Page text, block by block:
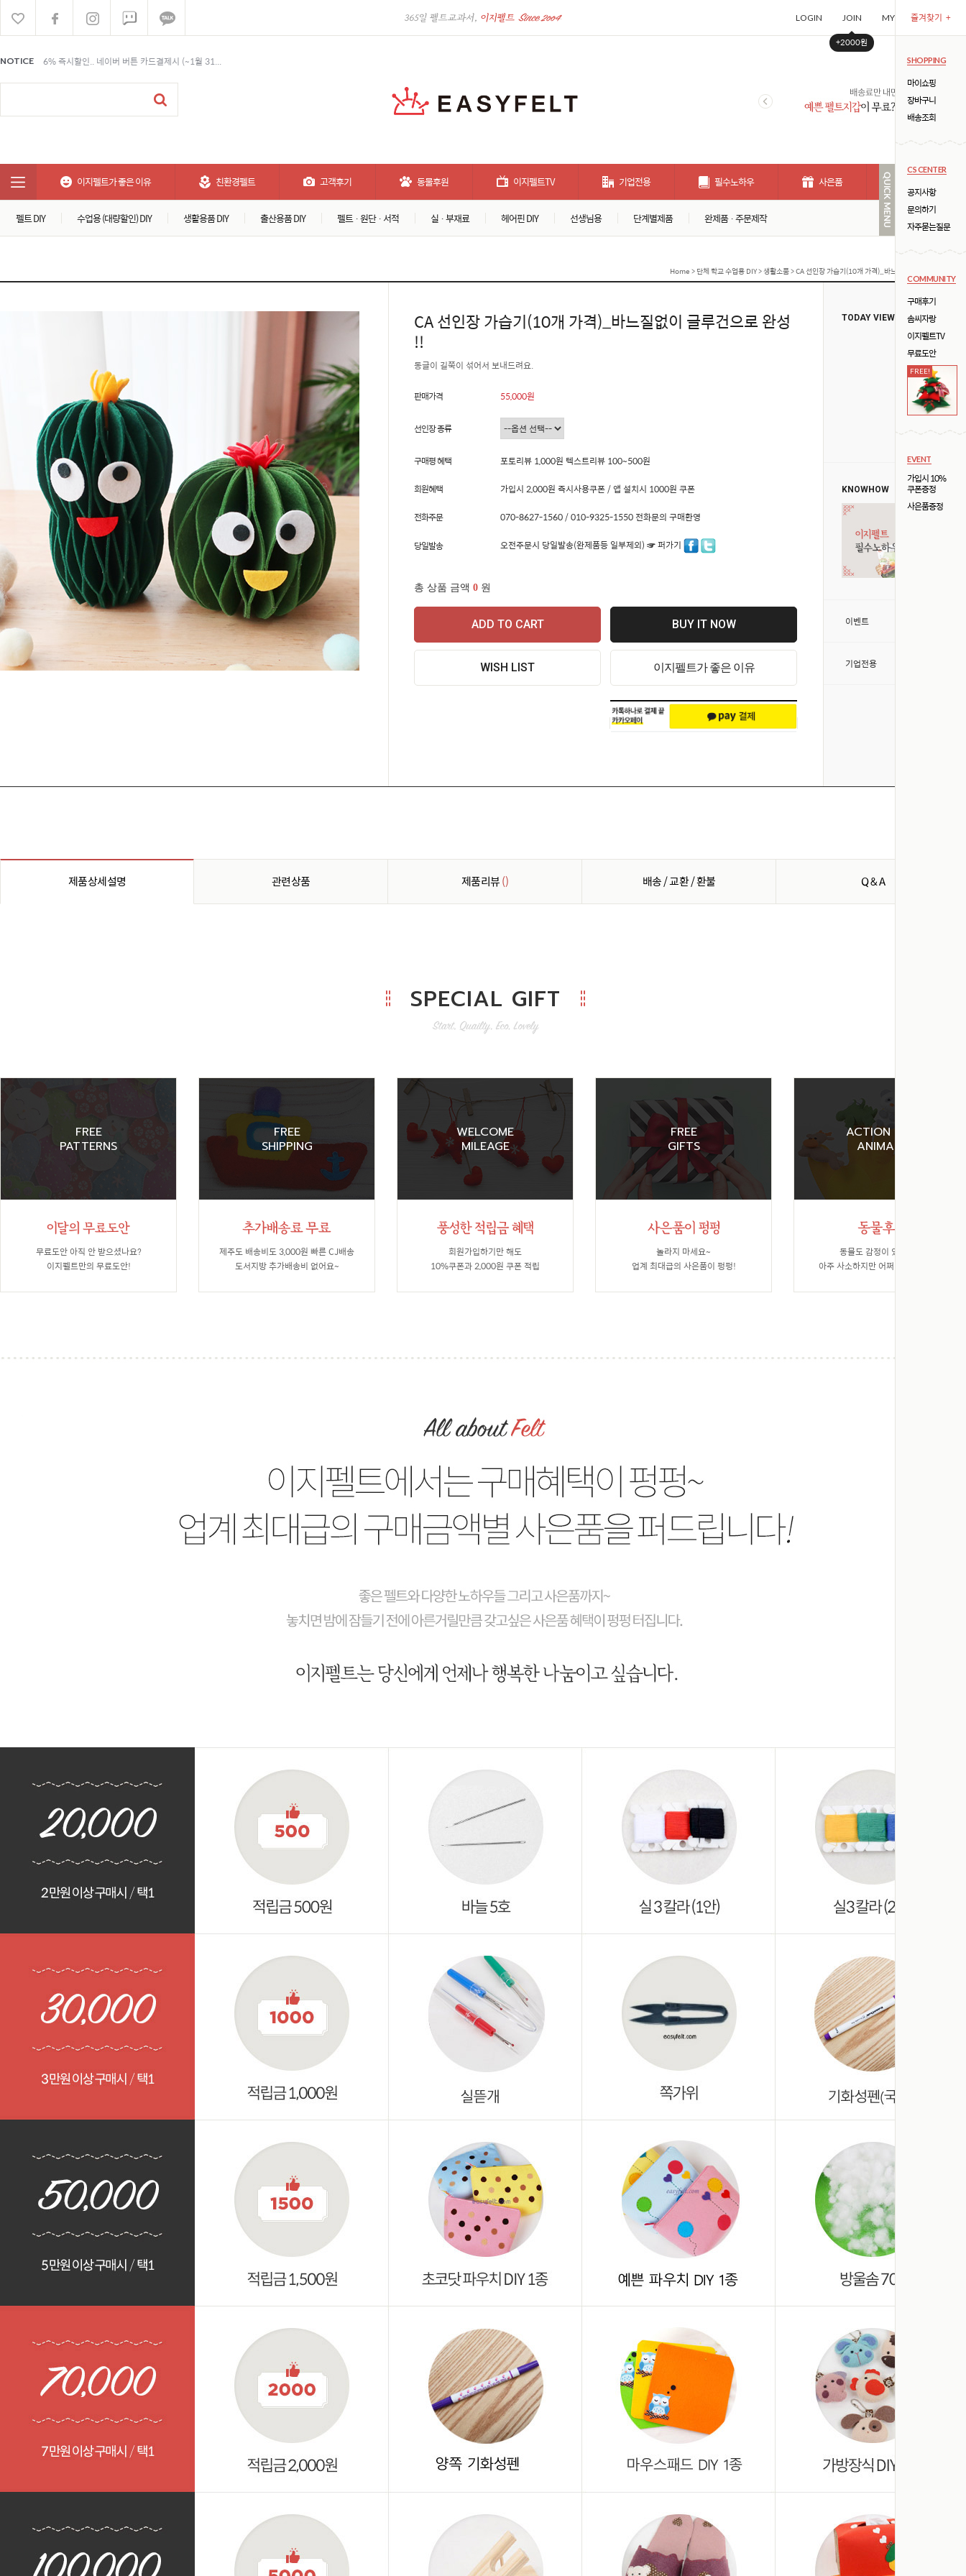
즐겨찾기 +
SHOPPING
마이쇼핑
장바구니
배송조회
CS CENTER
공지사항
문의하기
자주묻는질문
COMMUNITY
구매후기
솜씨자랑
이지펠트TV
무료도안
FREE!
EVENT
가입시 10%
쿠폰증정
사은품증정
LOGIN JOIN
+2000원
MYPAGE CART (
NOTICE
6% 즉시할인.. 네이버 버튼 카드결제시 (~1월 31...
이지펠트가 좋은 이유 친환경펠트 고객후기 동물후원 이지펠트TV 기업전용 필수노하우 사은품
펠트 DIY 수업용 (대량할인) DIY 생활용품 DIY 출산용품 DIY 펠트 · 원단 · 서적 실 · 부재료 헤어핀 DIY 선생님용 단계별제품 완제품 · 주문제작
Home>단체 학교 수업용 DIY>생활소품> CA 선인장 가습기(10개 가격)_바느질없이 글루건으로 완
CA 선인장 가습기(10개 가격)_바느질없이 글루건으로 완성
!!
동글이 길쭉이 섞어서 보내드려요.
판매가격 55,000원
선인장 종류
구매평 혜택 포토리뷰 1,000원 텍스트리뷰 100~500원
회원혜택 가입시 2,000원 즉시사용쿠폰 / 앱 설치시 1000원 쿠폰
전화주문 070-8627-1560 / 010-9325-1550 전화문의 구매환영
당일발송 오전주문시 당일발송(완제품등 일부제외) ☞ 퍼가기
총 상품 금액 0 원
ADD TO CART BUY IT NOW
WISH LIST 이지펠트가 좋은 이유
TODAY VIEW
KNOWHOW
이벤트
기업전용
제품상세설명 관련상품 제품리뷰() 배송 / 교환 / 환불 Q & A
SPECIAL GIFT
FREE
PATTERNS
무료도안 아직 안 받으셨나요?
이지펠트만의 무료도안!
FREE
SHIPPING
제주도 배송비도 3,000원 빠른 CJ배송
도서지방 추가배송비 없어요~
WELCOME
MILEAGE
회원가입하기만 해도
10%쿠폰과 2,000원 쿠폰 적립
FREE
GIFTS
놀라지 마세요~
업계 최대급의 사은품이 펑펑!
ACTION FOR
ANIMALS
동물도 감정이 있습니다.
아주 사소하지만 어쩌면 가장 소중한